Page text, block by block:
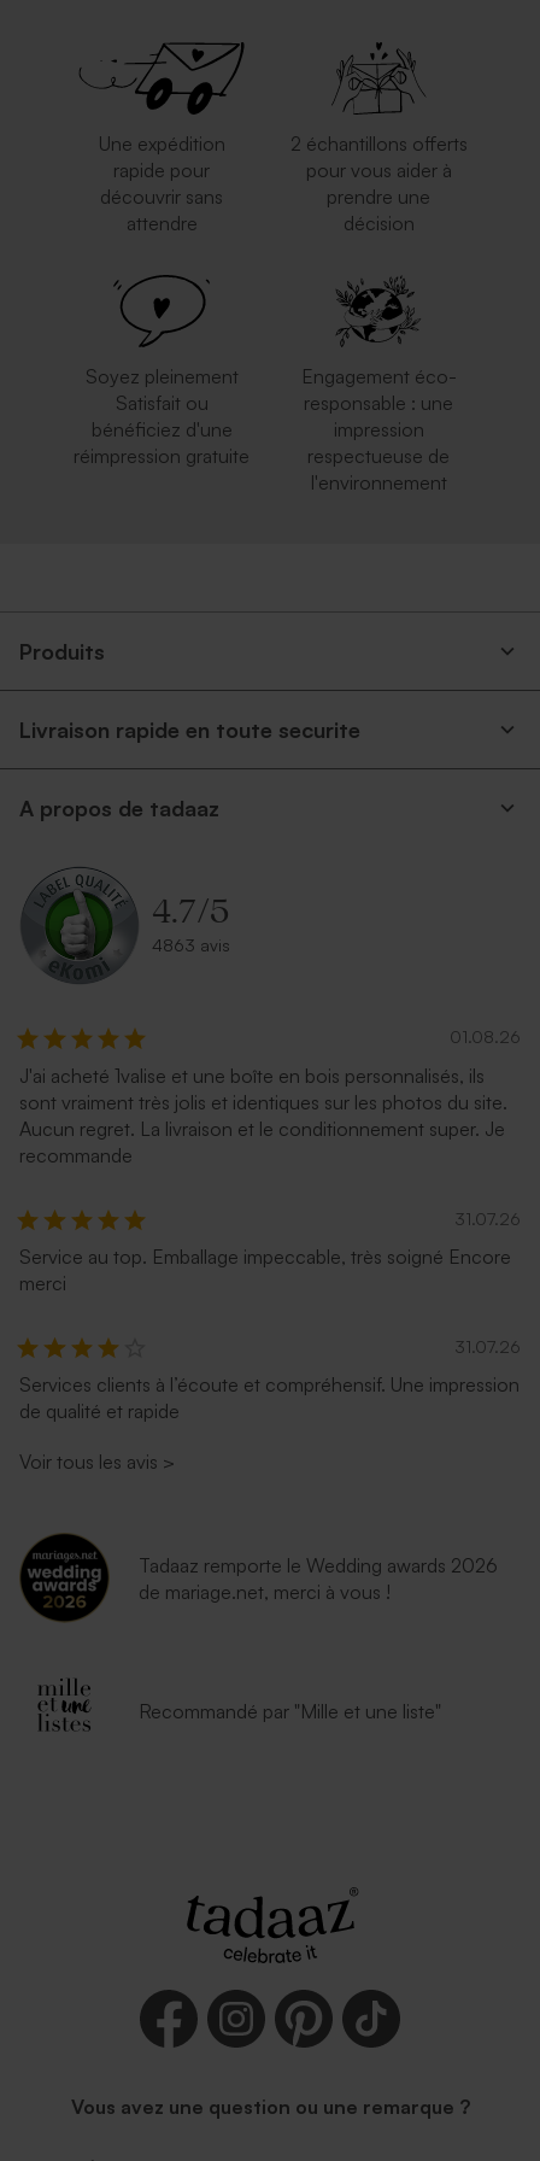
Une expédition
rapide pour
découvrir sans
attendre
2 échantillons offerts
pour vous aider à
prendre une
décision
Soyez pleinement
Satisfait ou
bénéficiez d'une
réimpression gratuite
Engagement éco-
responsable : une
impression
respectueuse de
l'environnement
Produits
Livraison rapide en toute securite
A propos de tadaaz
4.7/5
4863 avis
01.08.26
J'ai acheté 1valise et une boîte en bois personnalisés, ils
sont vraiment très jolis et identiques sur les photos du site.
Aucun regret. La livraison et le conditionnement super. Je
recommande
31.07.26
Service au top. Emballage impeccable, très soigné Encore
merci
31.07.26
Services clients à l’écoute et compréhensif. Une impression
de qualité et rapide
Voir tous les avis >
Tadaaz remporte le Wedding awards 2026
de mariage.net, merci à vous !
Recommandé par "Mille et une liste"
Vous avez une question ou une remarque ?